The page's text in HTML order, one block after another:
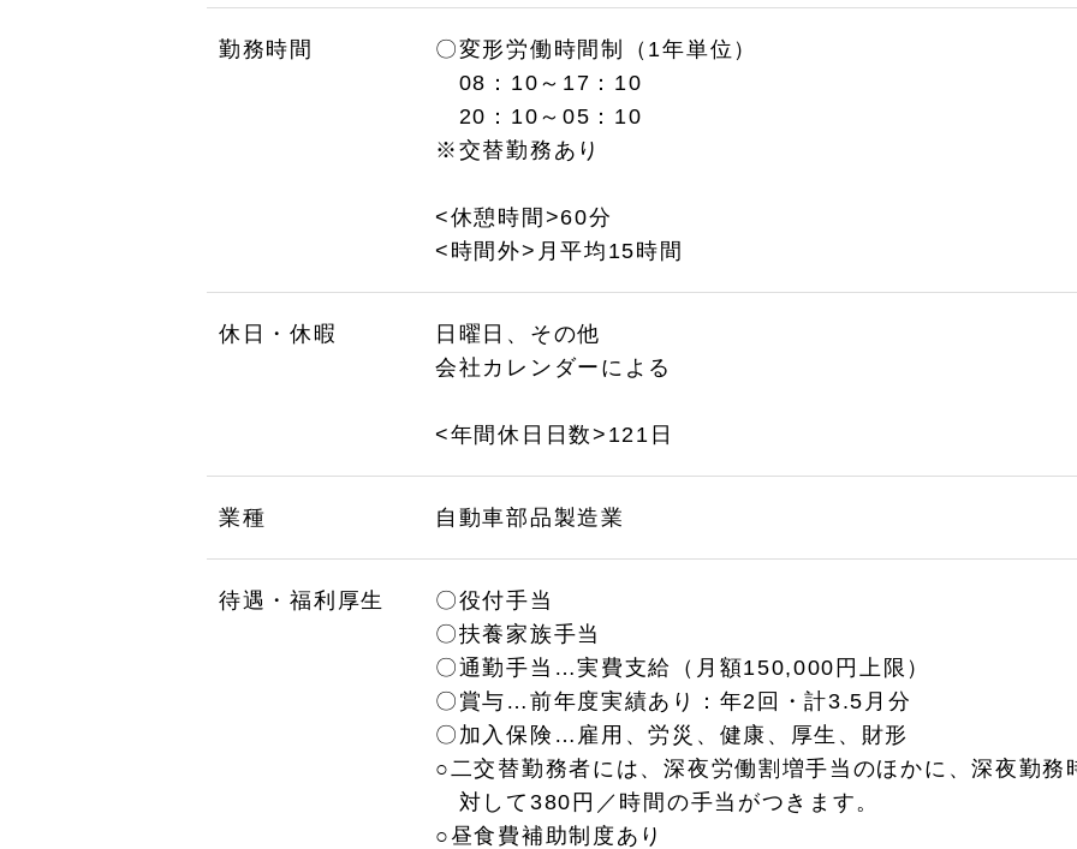
勤務時間
〇変形労働時間制（1年単位）
08：10～17：10
20：10～05：10
※交替勤務あり
<休憩時間>60分
<時間外>月平均15時間
休日・休暇
日曜日、その他
会社カレンダーによる
<年間休日日数>121日
業種 自動車部品製造業
待遇・福利厚生
〇役付手当
〇扶養家族手当
〇通勤手当…実費支給（月額150,000円上限）
〇賞与…前年度実績あり：年2回・計3.5月分
〇加入保険…雇用、労災、健康、厚生、財形
○二交替勤務者には、深夜労働割増手当のほかに、深夜勤務
対して380円／時間の手当がつきます。
○昼食費補助制度あり